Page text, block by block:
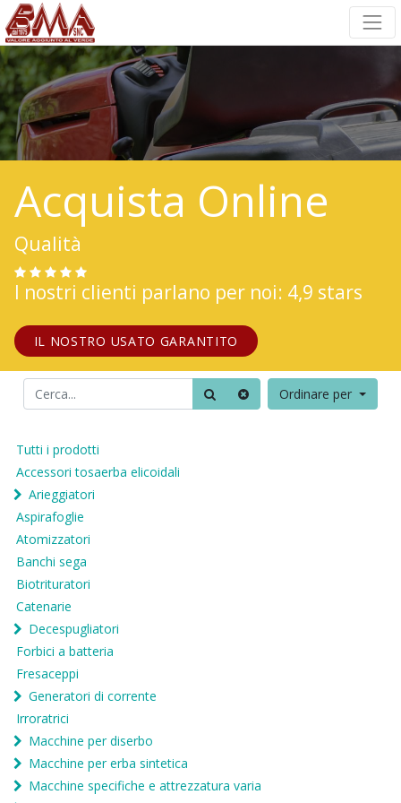
Acquista Online
Qualità
I nostri clienti parlano per noi: 4,9 stars
IL NOSTRO USATO GARANTITO
Ordinare per
Tutti i prodotti
Accessori tosaerba elicoidali
Arieggiatori
Aspirafoglie
Atomizzatori
Banchi sega
Biotrituratori
Catenarie
Decespugliatori
Forbici a batteria
Fresaceppi
Generatori di corrente
Irroratrici
Macchine per diserbo
Macchine per erba sintetica
Macchine specifiche e attrezzatura varia